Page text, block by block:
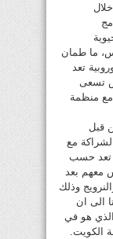
ما طمان
تعد
تسعى
مع منظمة
قبل
مع
تعد حسب
معهم بعد
وذلك
لافتا الى ان
الـ46 للاتحاد والذي هو في
الكويت.